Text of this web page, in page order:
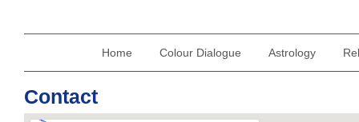
Home Colour Dialogue Astrology
Contact